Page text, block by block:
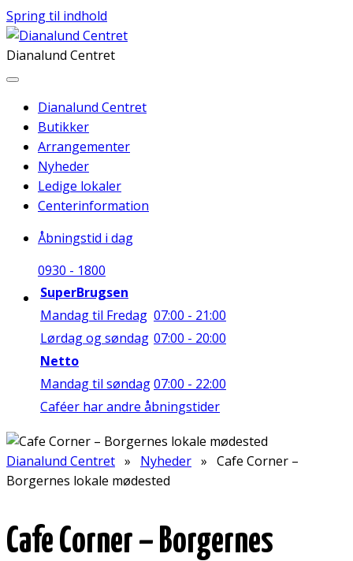
Spring til indhold
Dianalund Centret
Dianalund Centret
Butikker
Arrangementer
Nyheder
Ledige lokaler
Centerinformation
Åbningstid i dag
0930 - 1800
SuperBrugsen
Mandag til Fredag 07:00 - 21:00
Lørdag og søndag 07:00 - 20:00
Netto
Mandag til søndag07:00 - 22:00
Caféer har andre åbningstider
Dianalund Centret » Nyheder » Cafe Corner –
Borgernes lokale mødested
Cafe Corner – Borgernes